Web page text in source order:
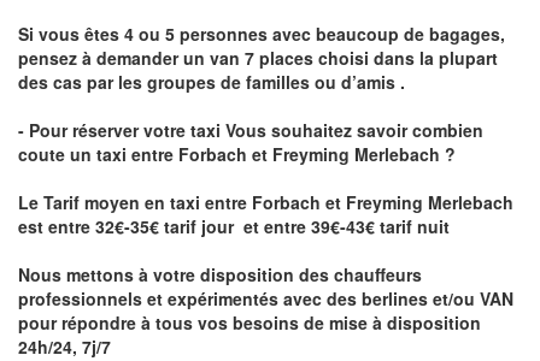
Si vous êtes 4 ou 5 personnes avec beaucoup de bagages,
pensez à demander un van 7 places choisi dans la plupart
des cas par les groupes de familles ou d’amis .
- Pour réserver votre taxi Vous souhaitez savoircombien
coute un taxi entre Forbach et Freyming Merlebach ?
Le Tarif moyen en taxi entre Forbach et Freyming Merlebach
est entre 32€-35€ tarif jour et entre 39€-43€ tarif nuit
Nous mettons à votre disposition des chauffeurs
professionnels et expérimentés avec des berlines et/ou VAN
pour répondre à tous vos besoins de mise à disposition
24h/24, 7j/7